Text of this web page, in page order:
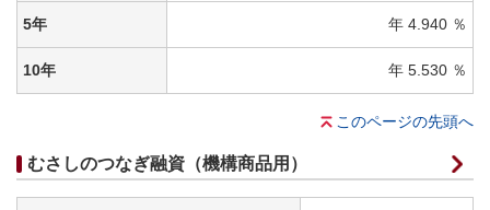
5年 年 4.940 ％
10年 年 5.530 ％
このページの先頭へ
むさしのつなぎ融資（機構商品用）